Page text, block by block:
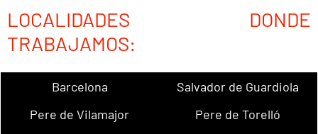
LOCALIDADES DONDE
TRABAJAMOS:
Barcelona
Salvador de Guardiola
Pere de Vilamajor
Pere de Torelló